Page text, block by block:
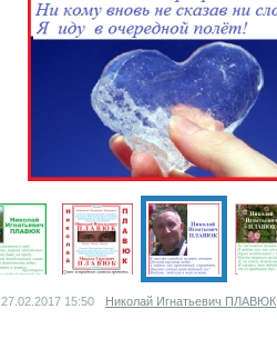
27.02.2017 15:50 Николай Игнатьевич ПЛАВЮК